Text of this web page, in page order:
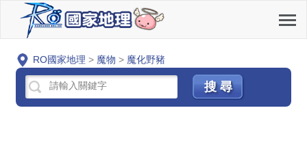
RO國家地理 > 魔物 > 魔化野豬